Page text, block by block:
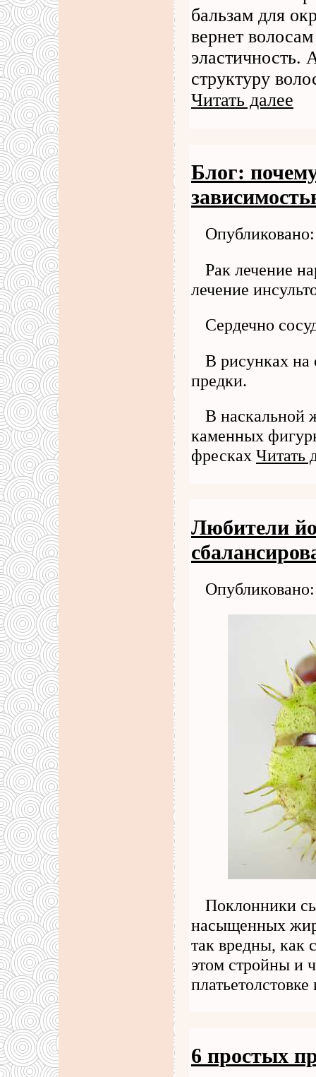
бальзам для
вернет
эластичность.
структуру
Читать далее
Блог:
Рак лечение
лечение
Сердечно
В рисунках
предки.
В наскальной
каменных
фресках Читать
Любители
Поклонники
насыщенных
так вредны, как
этом стройны и
6 простых